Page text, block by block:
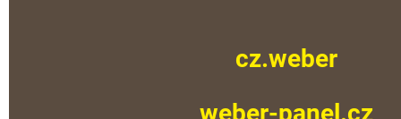
cz.weber
weber-panel.cz